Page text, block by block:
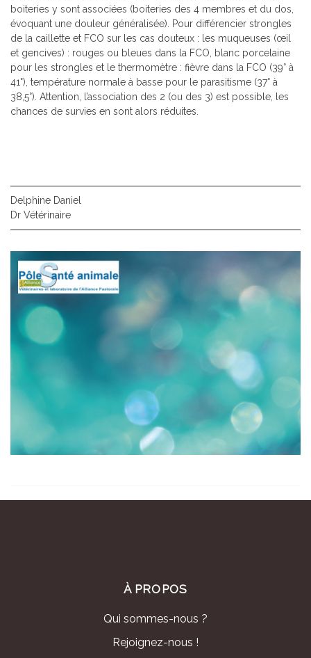
boiteries y sont associées (boiteries des 4 membres et du dos,
évoquant une douleur généralisée). Pour différencier strongles
de la caillette et FCO sur les cas douteux : les muqueuses (œil
et gencives) : rouges ou bleues dans la FCO, blanc porcelaine
pour les strongles et le thermomètre : fièvre dans la FCO (39° à
41°), température normale à basse pour le parasitisme (37° à
38,5°). Attention, l’association des 2 (ou des 3) est possible, les
chances de survies en sont alors réduites.
Delphine Daniel
Dr Vétérinaire
À PROPOS
Qui sommes-nous ?
Rejoignez-nous !